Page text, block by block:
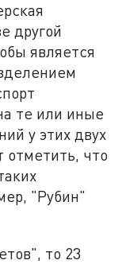
другой
является
те или иные
у этих двух
отметить, что
"Рубин"
то 23